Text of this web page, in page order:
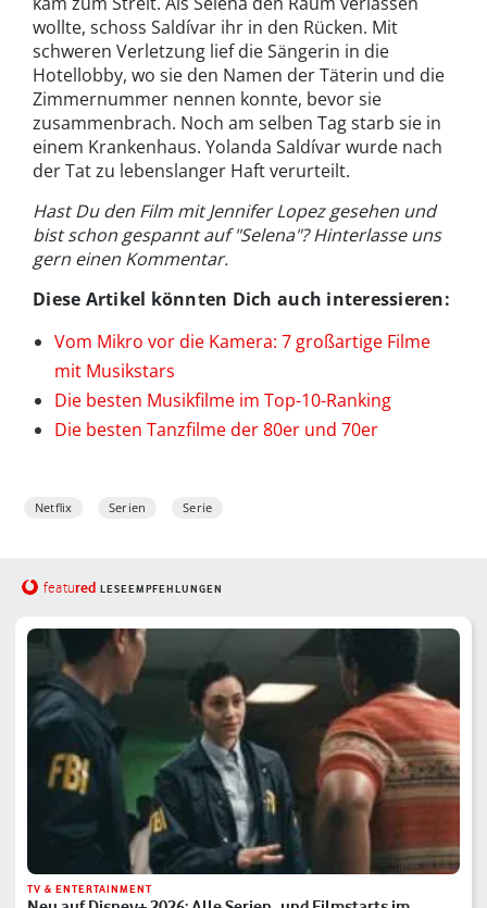
wollte, schoss Saldívar ihr in den Rücken. Mit
schweren Verletzung lief die Sängerin in die
Hotellobby, wo sie den Namen der Täterin und die
Zimmernummer nennen konnte, bevor sie
zusammenbrach. Noch am selben Tag starb sie in
einem Krankenhaus. Yolanda Saldívar wurde nach
der Tat zu lebenslanger Haft verurteilt.
Hast Du den Film mit Jennifer Lopez gesehen und
bist schon gespannt auf "Selena"? Hinterlasse uns
gern einen Kommentar.
Diese Artikel könnten Dich auch interessieren:
Vom Mikro vor die Kamera: 7 großartige Filme
mit Musikstars
Die besten Musikfilme im Top-10-Ranking
Die besten Tanzfilme der 80er und 70er
Netflix Serien Serie
featured LESEEMPFEHLUNGEN
TV & ENTERTAINMENT